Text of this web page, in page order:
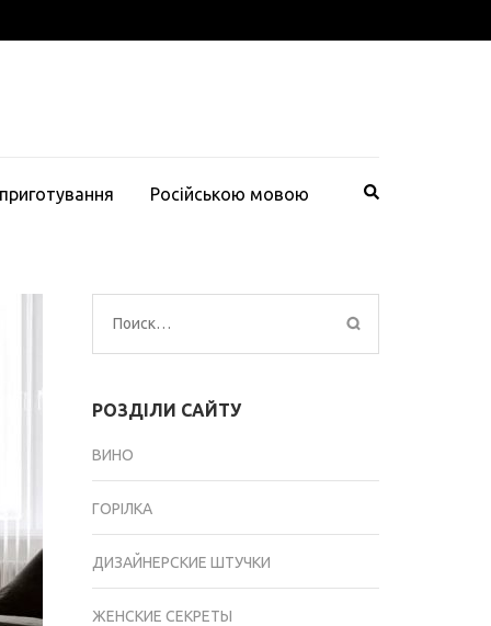
Російською мовою
Найти:
РОЗДІЛИ САЙТУ
ВИНО
ГОРІЛКА
ДИЗАЙНЕРСКИЕ ШТУЧКИ
ЖЕНСКИЕ СЕКРЕТЫ